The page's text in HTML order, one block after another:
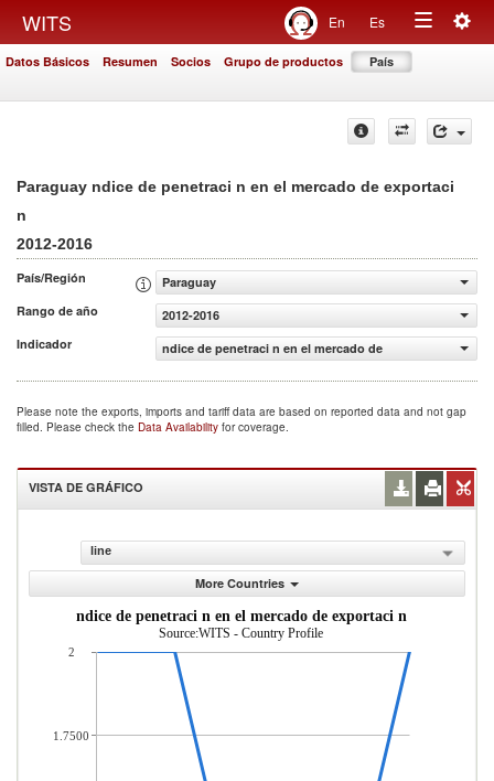
WITS En Es
Toggle
Datos Básicos Resumen Socios Grupo de productos País
Paraguay ndice de penetraci n en el mercado de exportaci
n
2012-2016
País/Región
Paraguay
Rango de año
2012-2016
Indicador
ndice de penetraci n en el mercado de exportaci n
Please note the exports, imports and tariff data are based on reported data and not gap
filled. Please check the Data Availability for coverage.
VISTA DE GRÁFICO
line
More Countries
ndice de penetraci n en el mercado de exportaci n
Source:WITS - Country Profile
2
1.7500